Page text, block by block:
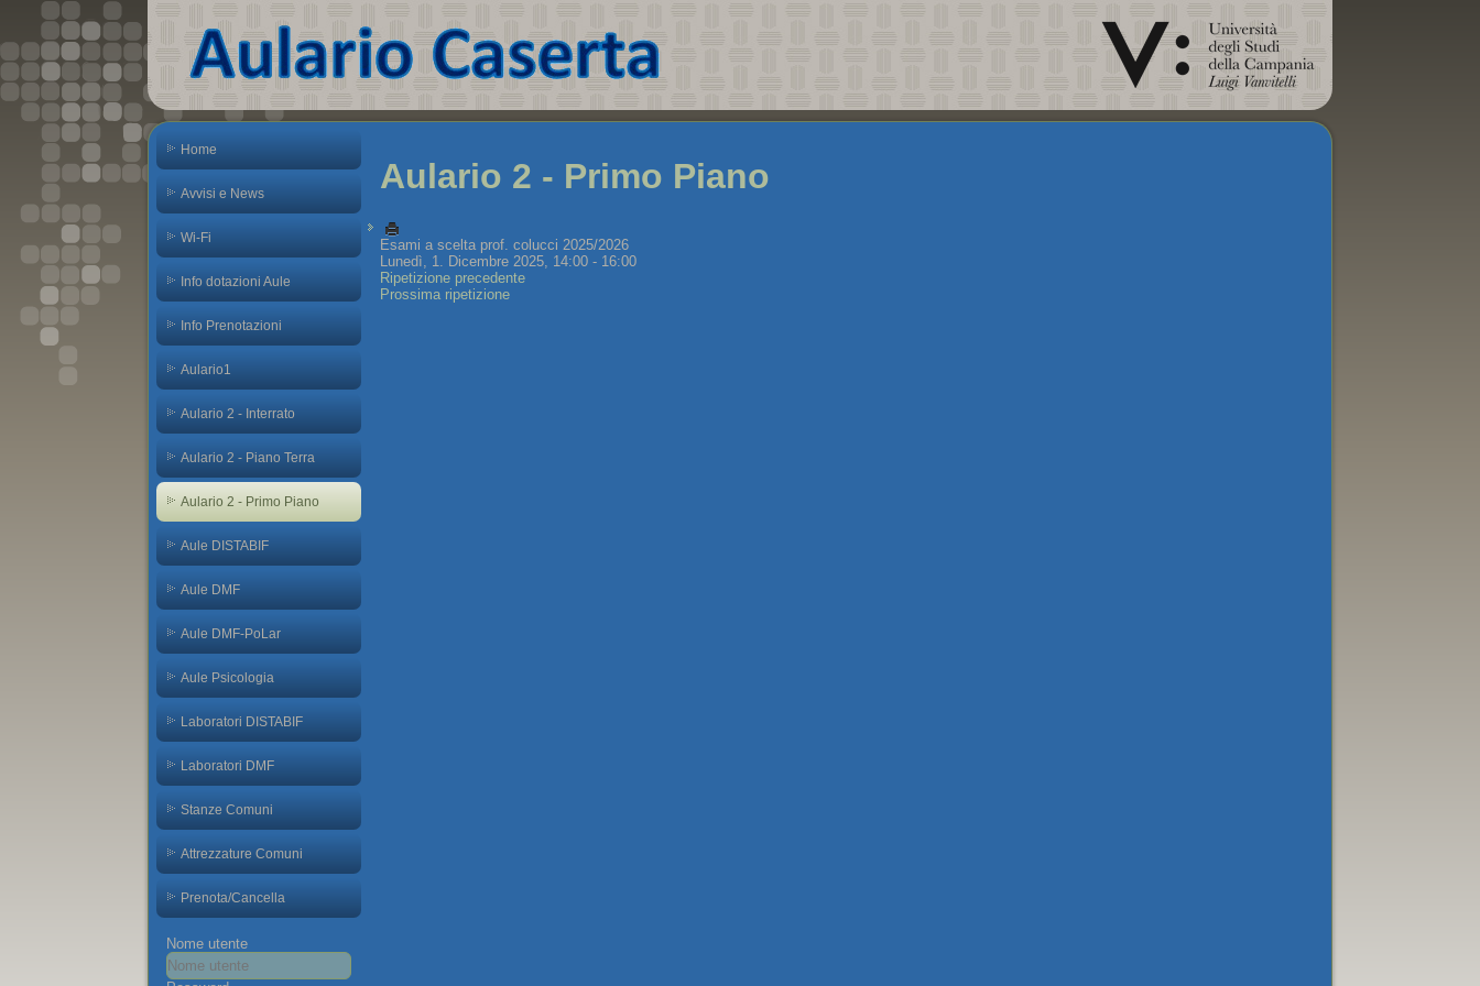
Home
Avvisi e News
Wi-Fi
Info dotazioni Aule
Info Prenotazioni
Aulario1
Aulario 2 - Interrato
Aulario 2 - Piano Terra
Aulario 2 - Primo Piano
Aule DISTABIF
Aule DMF
Aule DMF-PoLar
Aule Psicologia
Laboratori DISTABIF
Laboratori DMF
Stanze Comuni
Attrezzature Comuni
Prenota/Cancella
Nome utente
Aulario 2 - Primo Piano
Esami a scelta prof. colucci 2025/2026
Lunedì, 1. Dicembre 2025, 14:00 - 16:00
Ripetizione precedente
Prossima ripetizione